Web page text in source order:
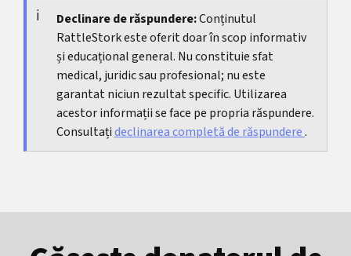
varia mult.
expunerea prelungită la căldură. Un plan realist
urmat consecvent câteva săptămâni este de
obicei mai util decât măsuri izolate pe termen
scurt.
Declinare de răspundere:Conținutul
RattleStork este oferit doar în scop informativ
și educațional general. Nu constituie sfat
medical, juridic sau profesional; nu este
garantat niciun rezultat specific. Utilizarea
acestor informații se face pe propria răspundere.
Consultațideclinarea completă de răspundere.